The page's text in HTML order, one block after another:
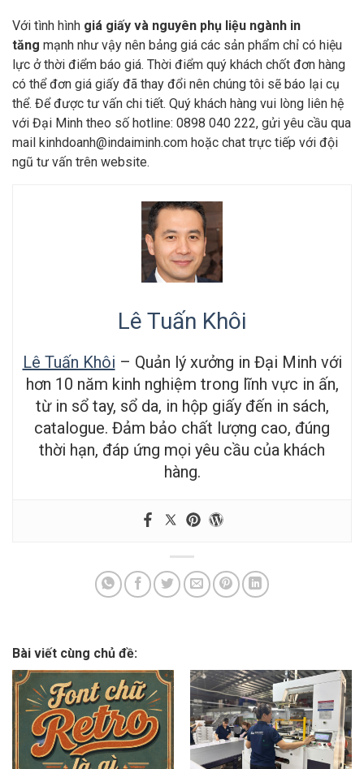
Với tình hình giá giấy và nguyên phụ liệu ngành in
tăng mạnh như vậy nên bảng giá các sản phẩm chỉ có hiệu
lực ở thời điểm báo giá. Thời điểm quý khách chốt đơn hàng
có thể đơn giá giấy đã thay đổi nên chúng tôi sẽ báo lại cụ
thể. Để được tư vấn chi tiết. Quý khách hàng vui lòng liên hệ
với Đại Minh theo số hotline: 0898 040 222, gửi yêu cầu qua
mail kinhdoanh@indaiminh.com hoặc chat trực tiếp với đội
ngũ tư vấn trên website.
Lê Tuấn Khôi
Lê Tuấn Khôi – Quản lý xưởng in Đại Minh với
hơn 10 năm kinh nghiệm trong lĩnh vực in ấn,
từ in sổ tay, sổ da, in hộp giấy đến in sách,
catalogue. Đảm bảo chất lượng cao, đúng
thời hạn, đáp ứng mọi yêu cầu của khách
hàng.
Bài viết cùng chủ đề: